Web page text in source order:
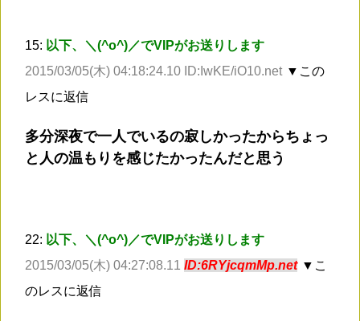
15: 以下、＼(^o^)／でVIPがお送りします
2015/03/05(木) 04:18:24.10 ID:IwKE/iO10.net ▼この
レスに返信
多分深夜で一人でいるの寂しかったからちょっ
と人の温もりを感じたかったんだと思う
22: 以下、＼(^o^)／でVIPがお送りします
2015/03/05(木) 04:27:08.11 ID:6RYjcqmMp.net ▼こ
のレスに返信